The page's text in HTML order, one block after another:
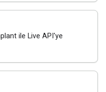
ile Live API'ye